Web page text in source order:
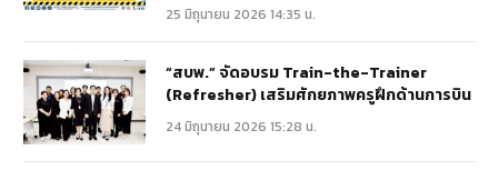
25 มิถุนายน 2026 14:35 น.
“สบพ.” จัดอบรม Train-the-Trainer
(Refresher) เสริมศักยภาพครูฝึกด้านการบิน
24 มิถุนายน 2026 15:28 น.